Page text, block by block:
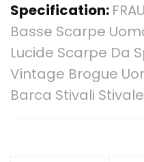
Specification:
Basse Scarpe
Lucide Scarpe Da
Vintage Brogue
Barca Stivali